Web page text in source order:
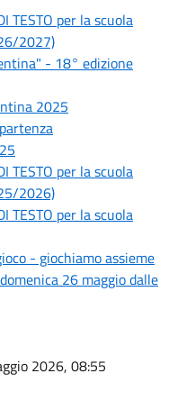
TESTO per la scuola
2027)
- 18° edizione
2025
TESTO per la scuola
2026)
TESTO per la scuola
- giochiamo assieme
26 maggio dalle
2026, 08:55